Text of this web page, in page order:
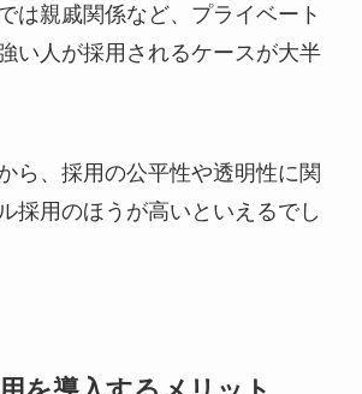
は親戚関係など、プライベート
い人が採用されるケースが大半
ら、採用の公平性や透明性に関
採用のほうが高いといえるでし